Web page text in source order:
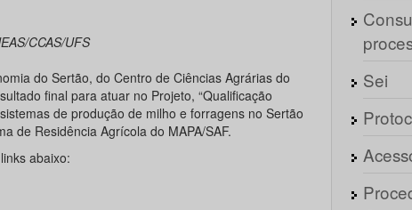
CCAS/UFS
do Sertão, do Centro de Ciências Agrárias do
final para atuar no Projeto, “Qualificação
de produção de milho e forragens no Sertão
de Residência Agrícola do MAPA/SAF.
abaixo:
Sei